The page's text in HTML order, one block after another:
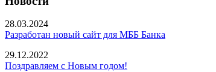
28.03.2024
Разработан новый сайт для МББ Банка
29.12.2022
Поздравляем с Новым годом!